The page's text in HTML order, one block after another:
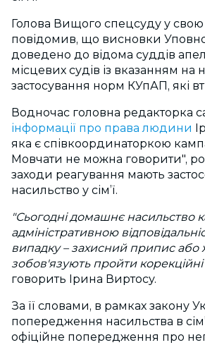
Голова Вищого спецсуду у свою
повідомив, що висновки
доведено до відома суддів
місцевих судів із вказанням на
застосування норм КУпАП, які
Водночас головна редакторка
інформації про права людини
яка є співкоординаторкою
Мовчати не можна говорити",
заходи реагування мають
насильство у сім’ї.
"Сьогодні домашнє насильство
адміністративною
випадку – захисний припис або
зобов'язують пройти
говорить Ірина Виртосу.
За її словами, в рамках закону
попередження насильства в
офіційне попередження про